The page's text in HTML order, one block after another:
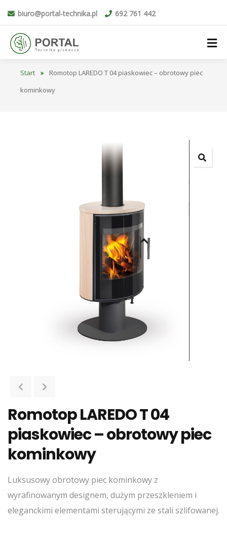
biuro@portal-technika.pl 692 761 442
Start »
Romotop LAREDO T 04 piaskowiec – obrotowy piec
kominkowy
Romotop LAREDO T 04
piaskowiec – obrotowy piec
kominkowy
Luksusowy obrotowy piec kominkowy z
wyrafinowanym designem, dużym przeszkleniem i
eleganckimi elementami sterującymi ze stali szlifowanej.